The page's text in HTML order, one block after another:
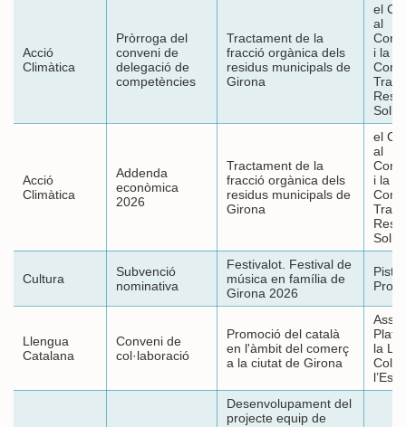
Acció
Climàtica
Pròrroga del
conveni de
delegació de
competències
Tractament de la
fracció orgànica dels
residus municipals de
Girona
el
al
i la
Acció
Climàtica
Addenda
econòmica
2026
Tractament de la
fracció orgànica dels
residus municipals de
Girona
el
al
i la
Cultura
Subvenció
nominativa
Festivalot. Festival de
música en família de
Girona 2026
Llengua
Catalana
Conveni de
col·laboració
Promoció del català
en l'àmbit del comerç
a la ciutat de Girona
la
Desenvolupament del
projecte equip de